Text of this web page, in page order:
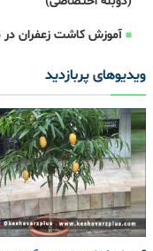
آموزش کاشت زعفران
ویدیوهای پربازدید